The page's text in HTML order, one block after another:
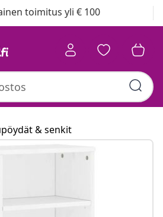
toimitus yli € 100
& senkit